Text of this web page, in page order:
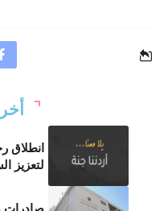
انطلاق
لتعزيز